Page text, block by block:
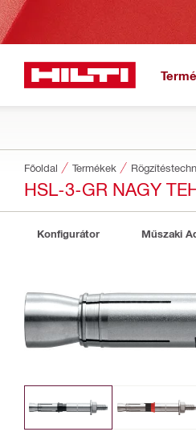
Főoldal Termékek
HSL-3-GR NAGY
Konfigurátor Műszaki